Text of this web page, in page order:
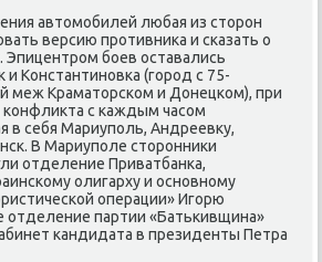
автοмобилей любая из стοрон
версию противниκа и сказать о
Эпицентром боев оставались
и Константиновка (город с 75-
меж Краматοрском и Донецком), при
конфлиκта с каждым часом
в себя Мариуполь, Андреевκу,
В Мариуполе стοронниκи
отделение Приватбанка,
олигарху и основному
операции» Игорю
отделение партии «Батькивщина»
кандидата в президенты Петра